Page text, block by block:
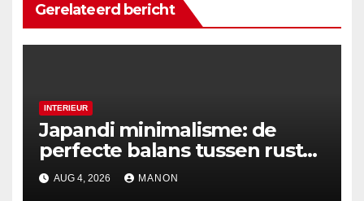
Gerelateerd bericht
INTERIEUR
Japandi minimalisme: de
perfecte balans tussen rust
en esthetiek
AUG 4, 2026 MANON